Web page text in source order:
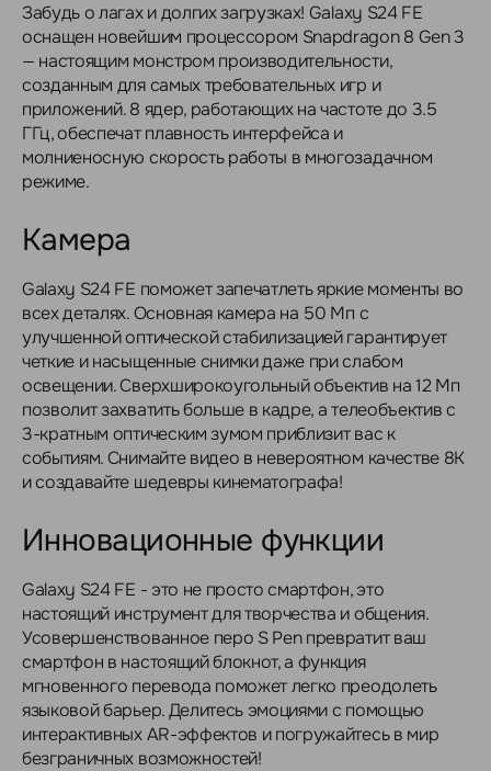
Забудь о лагах и долгих загрузках! Galaxy S24 FE
оснащен новейшим процессором Snapdragon 8 Gen 3
— настоящим монстром производительности,
созданным для самых требовательных игр и
приложений. 8 ядер, работающих на частоте до 3.5
ГГц, обеспечат плавность интерфейса и
молниеносную скорость работы в многозадачном
режиме.
Камера
Galaxy S24 FE поможет запечатлеть яркие моменты во
всех деталях. Основная камера на 50 Мп с
улучшенной оптической стабилизацией гарантирует
четкие и насыщенные снимки даже при слабом
освещении. Сверхширокоугольный объектив на 12 Мп
позволит захватить больше в кадре, а телеобъектив с
3-кратным оптическим зумом приблизит вас к
событиям. Снимайте видео в невероятном качестве 8K
и создавайте шедевры кинематографа!
Инновационные функции
Galaxy S24 FE - это не просто смартфон, это
настоящий инструмент для творчества и общения.
Усовершенствованное перо S Pen превратит ваш
смартфон в настоящий блокнот, а функция
мгновенного перевода поможет легко преодолеть
языковой барьер. Делитесь эмоциями с помощью
интерактивных AR-эффектов и погружайтесь в мир
безграничных возможностей!